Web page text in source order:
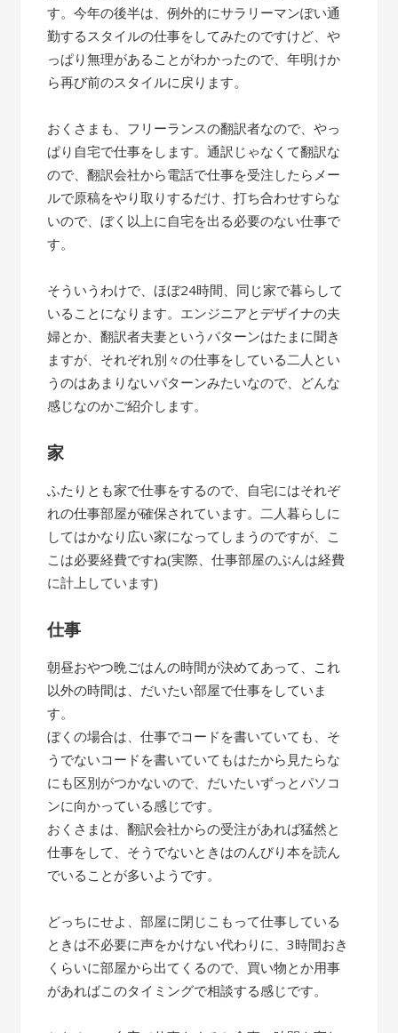
す。今年の後半は、例外的にサラリーマンぽい通
勤するスタイルの仕事をしてみたのですけど、や
っぱり無理があることがわかったので、年明けか
ら再び前のスタイルに戻ります。
おくさまも、フリーランスの翻訳者なので、やっ
ぱり自宅で仕事をします。通訳じゃなくて翻訳な
ので、翻訳会社から電話で仕事を受注したらメー
ルで原稿をやり取りするだけ、打ち合わせすらな
いので、ぼく以上に自宅を出る必要のない仕事で
す。
そういうわけで、ほぼ24時間、同じ家で暮らして
いることになります。エンジニアとデザイナの夫
婦とか、翻訳者夫妻というパターンはたまに聞き
ますが、それぞれ別々の仕事をしている二人とい
うのはあまりないパターンみたいなので、どんな
感じなのかご紹介します。
家
ふたりとも家で仕事をするので、自宅にはそれぞ
れの仕事部屋が確保されています。二人暮らしに
してはかなり広い家になってしまうのですが、こ
こは必要経費ですね(実際、仕事部屋のぶんは経費
に計上しています)
仕事
朝昼おやつ晩ごはんの時間が決めてあって、これ
以外の時間は、だいたい部屋で仕事をしていま
す。
ぼくの場合は、仕事でコードを書いていても、そ
うでないコードを書いていてもはたから見たらな
にも区別がつかないので、だいたいずっとパソコ
ンに向かっている感じです。
おくさまは、翻訳会社からの受注があれば猛然と
仕事をして、そうでないときはのんびり本を読ん
でいることが多いようです。
どっちにせよ、部屋に閉じこもって仕事している
ときは不必要に声をかけない代わりに、3時間おき
くらいに部屋から出てくるので、買い物とか用事
があればこのタイミングで相談する感じです。